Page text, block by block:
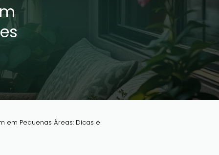
em Pequenas Áreas: Dicas e